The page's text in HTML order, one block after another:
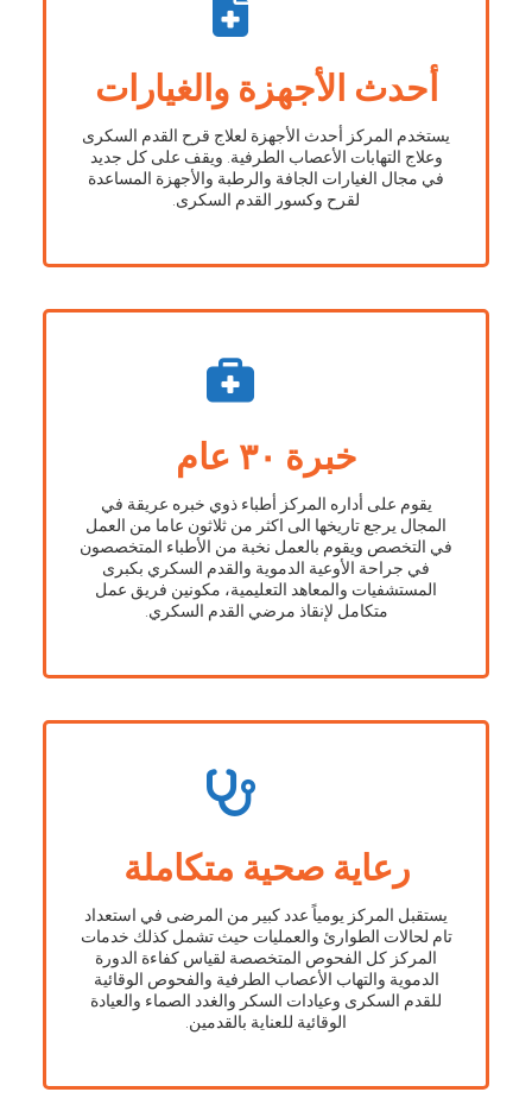
أحدث الأجهزة والغيارات
يستخدم المركز أحدث الأجهزة لعلاج قرح القدم السكرى
وعلاج التهابات الأعصاب الطرفية. ويقف على كل جديد
في مجال الغيارات الجافة والرطبة والأجهزة المساعدة
لقرح وكسور القدم السكرى.
خبرة ٣٠ عام
يقوم على أداره المركز أطباء ذوي خبره عريقة في
المجال يرجع تاريخها الى اكثر من ثلاثون عاما من العمل
في التخصص ويقوم بالعمل نخبة من الأطباء المتخصصون
في جراحة الأوعية الدموية والقدم السكري بكبرى
المستشفيات والمعاهد التعليمية، مكونين فريق عمل
متكامل لإنقاذ مرضي القدم السكري.
رعاية صحية متكاملة
يستقبل المركز يومياً عدد كبير من المرضى في استعداد
تام لحالات الطوارئ والعمليات حيث تشمل كذلك خدمات
المركز كل الفحوص المتخصصة لقياس كفاءة الدورة
الدموية والتهاب الأعصاب الطرفية والفحوص الوقائية
للقدم السكرى وعيادات السكر والغدد الصماء والعيادة
الوقائية للعناية بالقدمين.